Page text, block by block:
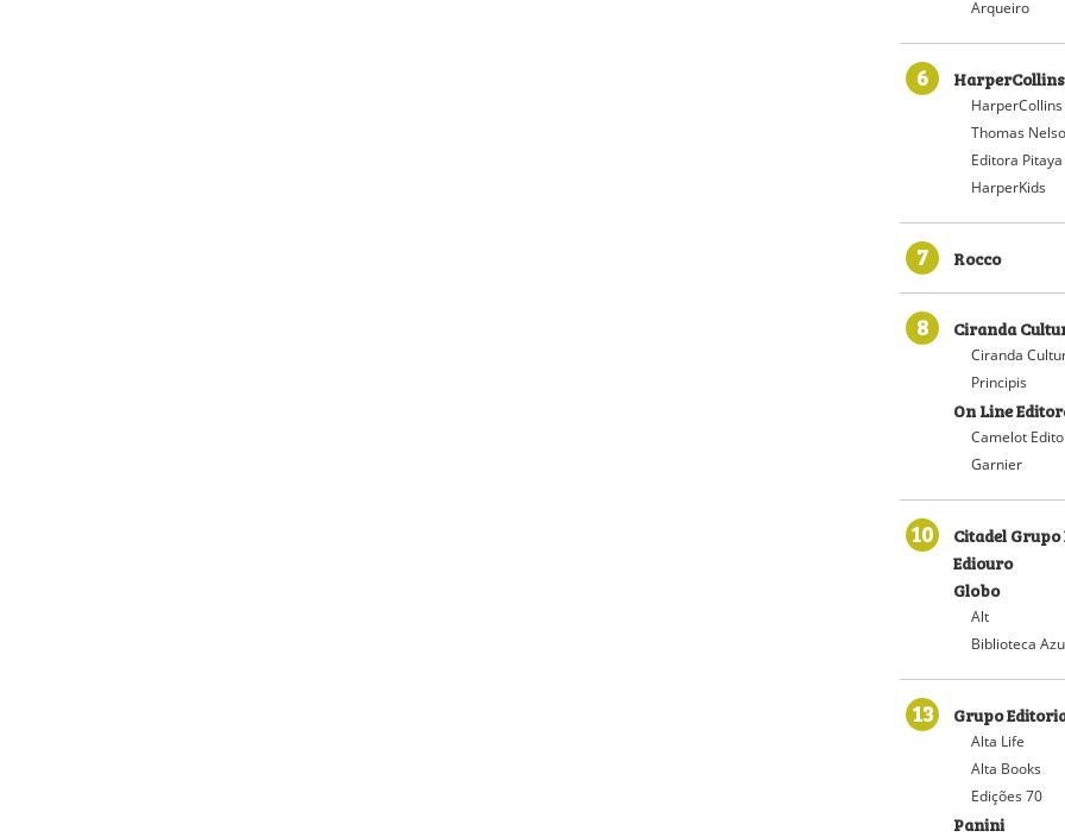
Arqueiro
6
HarperCollins
Thomas
Editora Pitaya
HarperKids
7 Rocco
8 Ciranda
Ciranda
Principis
On Line
Camelot
Garnier
10
Citadel
Ediouro
Globo
Alt
Biblioteca
13 Grupo
Alta Life
Alta Books
Edições 70
Panini